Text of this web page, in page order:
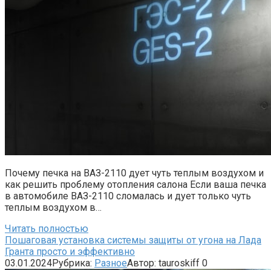
Почему печка на ВАЗ-2110 дует чуть теплым воздухом и
как решить проблему отопления салона Если ваша печка
в автомобиле ВАЗ-2110 сломалась и дует только чуть
теплым воздухом в…
Читать полностью
Пошаговая установка системы защиты от угона на Лада
Гранта просто и эффективно
03.01.2024Рубрика: РазноеАвтор: tauroskiff 0